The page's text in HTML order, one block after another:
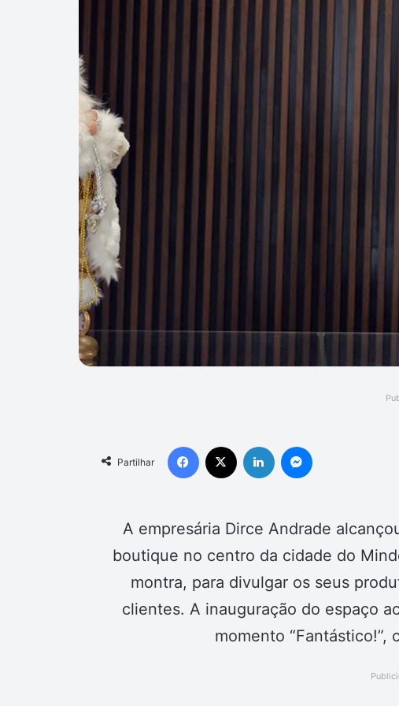
Partilhar
Facebook Linkedin
A empresária Dirce Andrade
boutique no centro da cidade do
montra, para divulgar os seus
clientes. A inauguração do espaço
momento “Fantástico!”,